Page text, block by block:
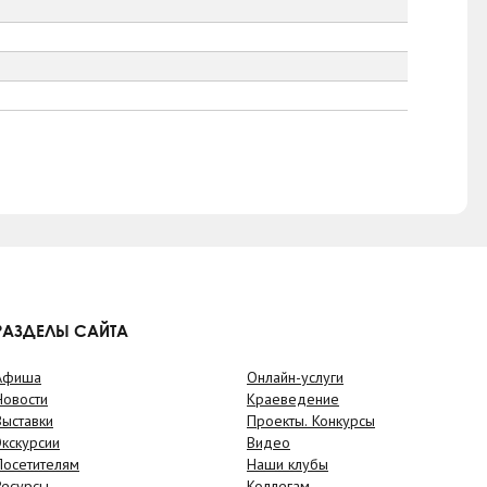
САЙТА
Онлайн-услуги
Краеведение
Проекты. Конкурсы
Видео
Наши клубы